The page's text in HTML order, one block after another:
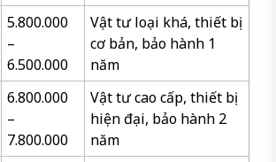
5.800.000
–
6.500.000
Vật tư loại khá, thiết bị
cơ bản, bảo hành 1
năm
6.800.000
–
7.800.000
Vật tư cao cấp, thiết bị
hiện đại, bảo hành 2
năm